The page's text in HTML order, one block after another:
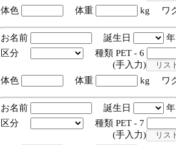
体色
体重 kg ワ
お名前 誕生日
区分
種類 PET - 6
(手入力)
体色
体重 kg ワ
お名前 誕生日
区分
種類 PET - 7
(手入力)